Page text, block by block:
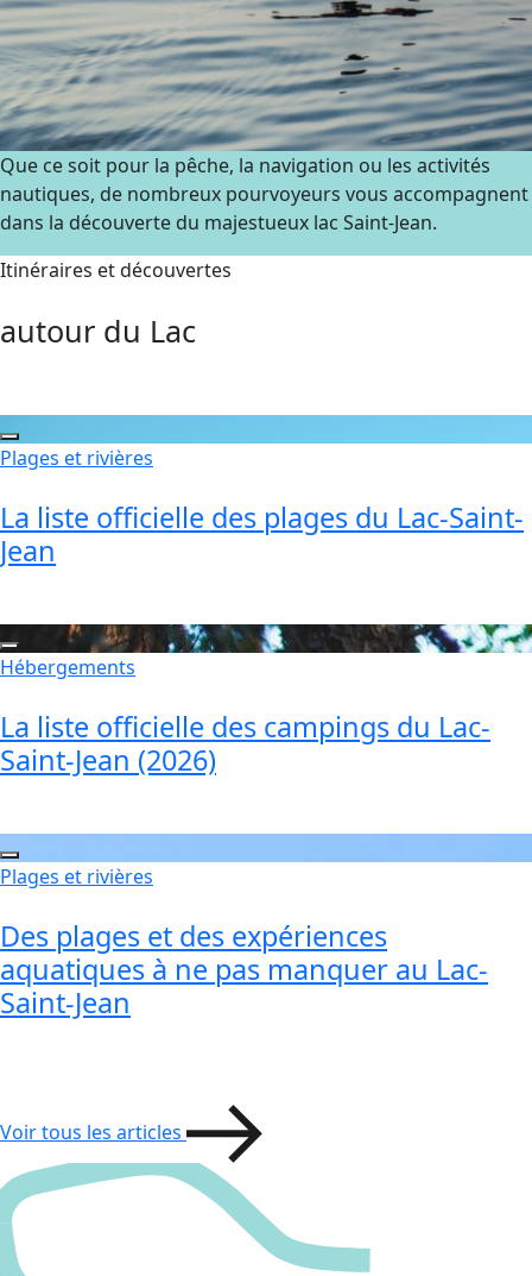
Que ce soit pour la pêche, la navigation ou les activités
nautiques, de nombreux pourvoyeurs vous accompagnent
dans la découverte du majestueux lac Saint-Jean.
Itinéraires et découvertes
autour du Lac
Plages et rivières
La liste officielle des plages du Lac-Saint-
Jean
Hébergements
La liste officielle des campings du Lac-
Saint-Jean (2026)
Plages et rivières
Des plages et des expériences
aquatiques à ne pas manquer au Lac-
Saint-Jean
Voir tous les articles